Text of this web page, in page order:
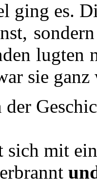
ging es.
lugten
sie ganz
sich mit